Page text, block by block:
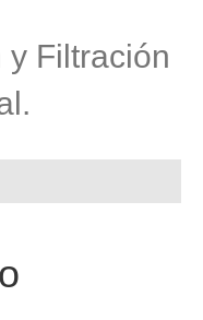
y Filtración